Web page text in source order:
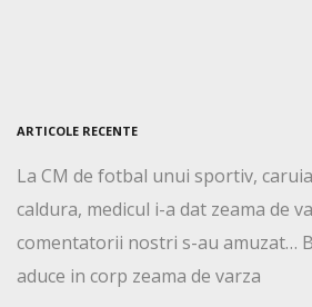
ARTICOLE RECENTE
La CM de fotbal unui sportiv,
caldura, medicul i-a dat zeama de
comentatorii nostri s-au amuzat…
aduce in corp zeama de varza